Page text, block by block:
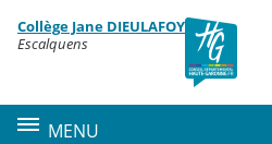
Menu de la rubrique
Contenu
Collège Jane DIEULAFOY
Escalquens
MENU